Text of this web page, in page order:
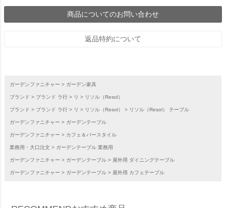
商品についてのお問い合わせ
返品特約について
ガーデンファニチャー ガーデン家具
ブランド ブランド ラ行 リ リソル（Resol）
ブランド ブランド ラ行 リ リソル（Resol） リソル（Resol） テーブル
ガーデンファニチャー ガーデンテーブル
ガーデンファニチャー カフェ＆バースタイル
業務用・大口注文 ガーデンテーブル 業務用
ガーデンファニチャー ガーデンテーブル 屋外用 ダイニングテーブル
ガーデンファニチャー ガーデンテーブル 屋外用 カフェテーブル